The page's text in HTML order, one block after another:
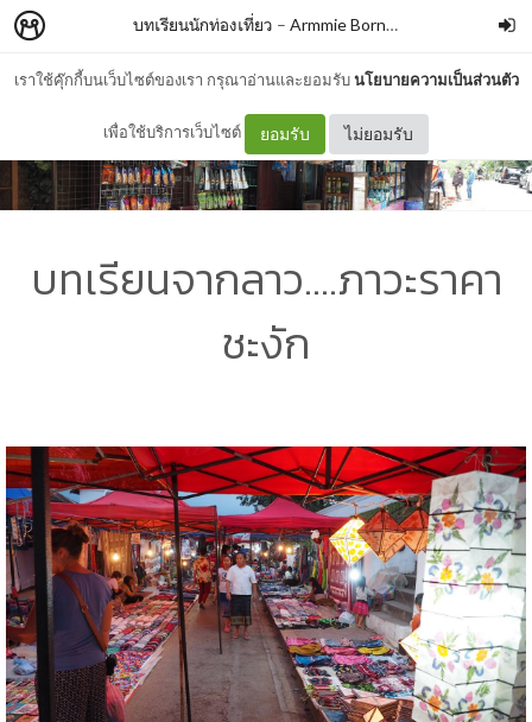
เราใช้คุ๊กกี้บนเว็บไซต์ของเรา กรุณาอ่านและยอมรับนโยบายความเป็นส่วนตัว
เพื่อใช้บริการเว็บไซต์ ยอมรับ ไม่ยอมรับ
บทเรียนนักท่องเที่ยว – Armmie Born TobeBrave
บทเรียนจากลาว....ภาวะราคา
ชะงัก